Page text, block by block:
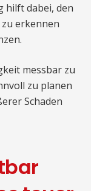
hilft dabei, den
erkennen
messbar zu
zu planen
Schaden